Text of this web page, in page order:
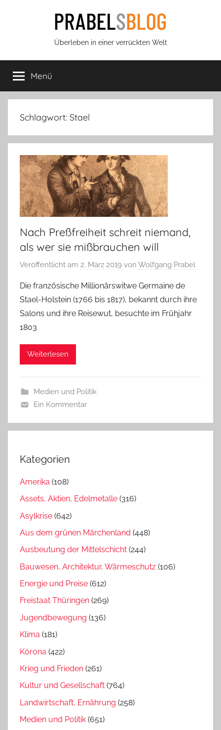
Prabels
Blog
Überleben in einer verrückten Welt
Menü
Schlagwort: Stael
Nach Preßfreiheit schreit niemand,
als wer sie mißbrauchen will
Veröffentlicht am 2. März 2019 von Wolfgang Prabel
Die französische Millionärswitwe Germaine de
Stael-Holstein (1766 bis 1817), bekannt durch ihre
Salons und ihre Reisewut, besuchte im Frühjahr
1803
Weiterlesen
Medien und Politik
Ein Kommentar
Kategorien
Amerika (108)
Assets, Aktien, Edelmetalle (316)
Asylkrise (642)
Aus dem grünen Märchenland (448)
Ausbeutung der Mittelschicht (244)
Bauwesen, Architektur, Wärmeschutz (106)
Energie und Preise (612)
Freistaat Thüringen (269)
Jugendbewegung (136)
Klima (181)
Kórona (422)
Krieg und Frieden (261)
Kultur und Gesellschaft (764)
Landwirtschaft, Ernährung (258)
Medien und Politik (651)